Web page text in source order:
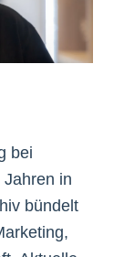
bei
in
bündelt